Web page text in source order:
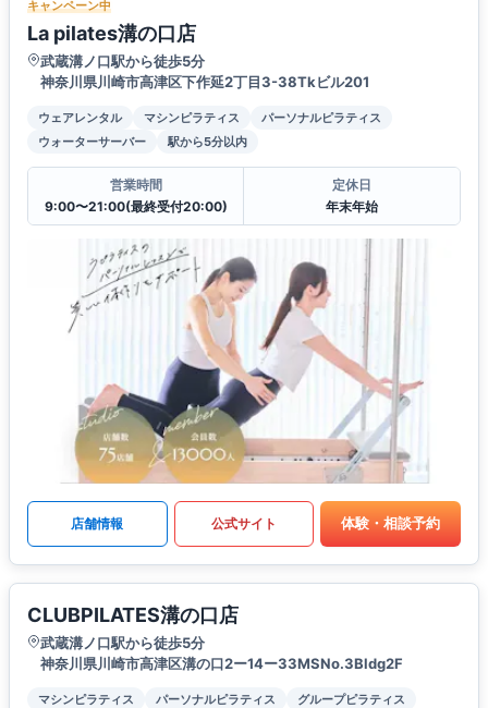
キャンペーン中
La pilates溝の口店
武蔵溝ノ口駅から徒歩5分
神奈川県川崎市高津区下作延2丁目3-38Tkビル201
ウェアレンタル マシンピラティス
パーソナルピラティス
ウォーターサーバー
駅から5分以内
営業時間
9:00〜21:00(最終受付20:00)
定休日
年末年始
店舗情報 公式サイト 体験・相談予約
CLUBPILATES溝の口店
武蔵溝ノ口駅から徒歩5分
神奈川県川崎市高津区溝の口2ー14ー33MSNo.3Bldg2F
マシンピラティス パーソナルピラティス
グループピラティス